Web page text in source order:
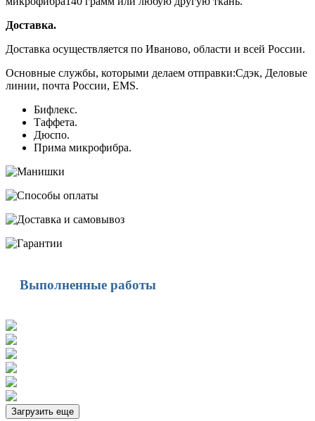
Доставка.
Доставка осуществляется по Иваново, области и всей России.
Основные службы, которыми делаем отправки:Сдэк, Деловые
линии, почта России, EMS.
Бифлекс.
Таффета.
Дюспо.
Прима микрофибра.
Выполненные работы
Загрузить еще